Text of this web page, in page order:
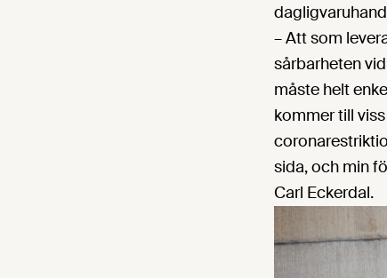
– Att som
sårbarheten
måste helt
kommer till
sida, och min
Carl Eckerdal.